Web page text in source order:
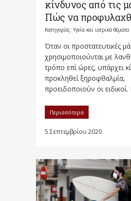
κίνδυνος από τις
Πώς να
Κατηγορίες: Υγεία και ιατρικά θέματα
Όταν οι προστατευτικές
χρησιμοποιούνται με
τρόπο επί ώρες, υπάρχει
προκληθεί ξηροφθαλμία,
προειδοποιούν οι
Περισσότερα
5 Σεπτεμβρίου 2020